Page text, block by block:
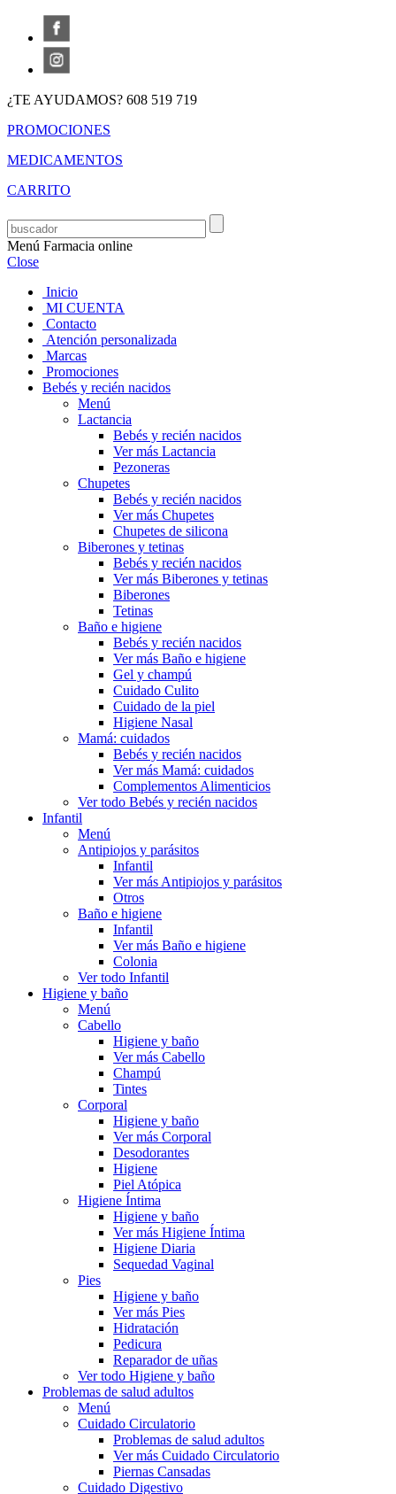
¿TE AYUDAMOS? 608 519 719
PROMOCIONES
MEDICAMENTOS
CARRITO
Menú Farmacia online
Close
Inicio
MI CUENTA
Contacto
Atención personalizada
Marcas
Promociones
Bebés y recién nacidos
Menú
Lactancia
Bebés y recién nacidos
Ver más Lactancia
Pezoneras
Chupetes
Bebés y recién nacidos
Ver más Chupetes
Chupetes de silicona
Biberones y tetinas
Bebés y recién nacidos
Ver más Biberones y tetinas
Biberones
Tetinas
Baño e higiene
Bebés y recién nacidos
Ver más Baño e higiene
Gel y champú
Cuidado Culito
Cuidado de la piel
Higiene Nasal
Mamá: cuidados
Bebés y recién nacidos
Ver más Mamá: cuidados
Complementos Alimenticios
Ver todo Bebés y recién nacidos
Infantil
Menú
Antipiojos y parásitos
Infantil
Ver más Antipiojos y parásitos
Otros
Baño e higiene
Infantil
Ver más Baño e higiene
Colonia
Ver todo Infantil
Higiene y baño
Menú
Cabello
Higiene y baño
Ver más Cabello
Champú
Tintes
Corporal
Higiene y baño
Ver más Corporal
Desodorantes
Higiene
Piel Atópica
Higiene Íntima
Higiene y baño
Ver más Higiene Íntima
Higiene Diaria
Sequedad Vaginal
Pies
Higiene y baño
Ver más Pies
Hidratación
Pedicura
Reparador de uñas
Ver todo Higiene y baño
Problemas de salud adultos
Menú
Cuidado Circulatorio
Problemas de salud adultos
Ver más Cuidado Circulatorio
Piernas Cansadas
Cuidado Digestivo